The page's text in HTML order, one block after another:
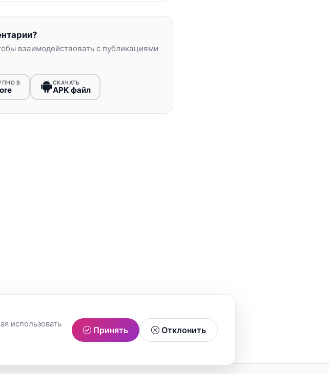
взаимодействовать с публикациями
В СКАЧАТЬ
APK файл
использовать
Принять Отклонить